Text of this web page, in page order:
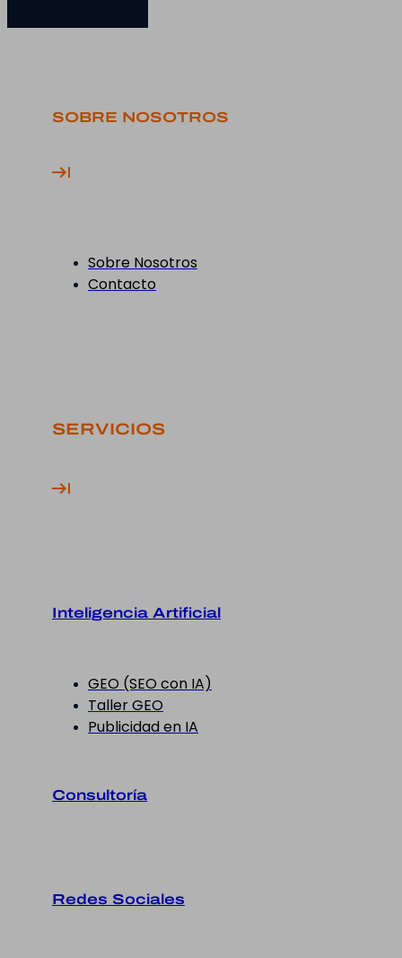
SOBRE NOSOTROS
Sobre Nosotros
Contacto
SERVICIOS
Inteligencia Artificial
GEO (SEO con IA)
Taller GEO
Publicidad en IA
Consultoría
Redes Sociales